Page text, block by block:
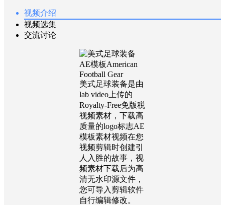
视频介绍
视频选集
交流讨论
美式足球装备是由
lab video上传的
Royalty-Free免版税
视频素材，下载高
质量的logo标志AE
模板素材视频在您
视频剪辑时创建引
人入胜的故事，视
频素材下载后为高
清无水印源文件，
您可导入剪辑软件
自行编辑修改。